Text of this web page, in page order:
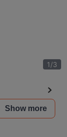
1/3
Show more